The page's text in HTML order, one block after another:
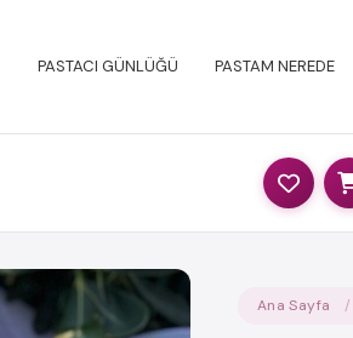
PASTACI GÜNLÜĞÜ PASTAM NEREDE
Ana Sayfa